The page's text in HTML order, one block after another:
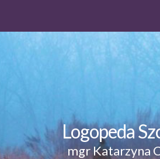
Logopeda
mgr Katarzyna